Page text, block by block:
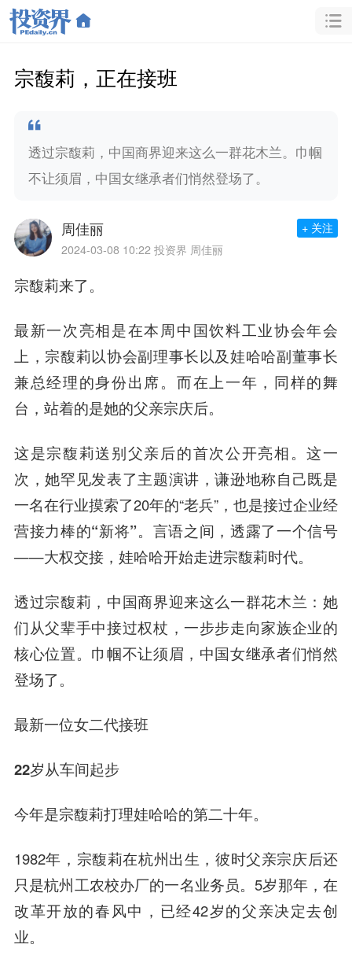
宗馥莉，正在接班
透过宗馥莉，中国商界迎来这么一群花木兰。巾帼
不让须眉，中国女继承者们悄然登场了。
周佳丽
2024-03-08 10:22 投资界 周佳丽
+ 关注
宗馥莉来了。
最新一次亮相是在本周中国饮料工业协会年会
上，宗馥莉以协会副理事长以及娃哈哈副董事长
兼总经理的身份出席。而在上一年，同样的舞
台，站着的是她的父亲宗庆后。
这是宗馥莉送别父亲后的首次公开亮相。这一
次，她罕见发表了主题演讲，谦逊地称自己既是
一名在行业摸索了20年的“老兵”，也是接过企业经
营接力棒的“新将”。言语之间，透露了一个信号
——大权交接，娃哈哈开始走进宗馥莉时代。
透过宗馥莉，中国商界迎来这么一群花木兰：她
们从父辈手中接过权杖，一步步走向家族企业的
核心位置。巾帼不让须眉，中国女继承者们悄然
登场了。
最新一位女二代接班
22岁从车间起步
今年是宗馥莉打理娃哈哈的第二十年。
1982年，宗馥莉在杭州出生，彼时父亲宗庆后还
只是杭州工农校办厂的一名业务员。5岁那年，在
改革开放的春风中，已经42岁的父亲决定去创
业。